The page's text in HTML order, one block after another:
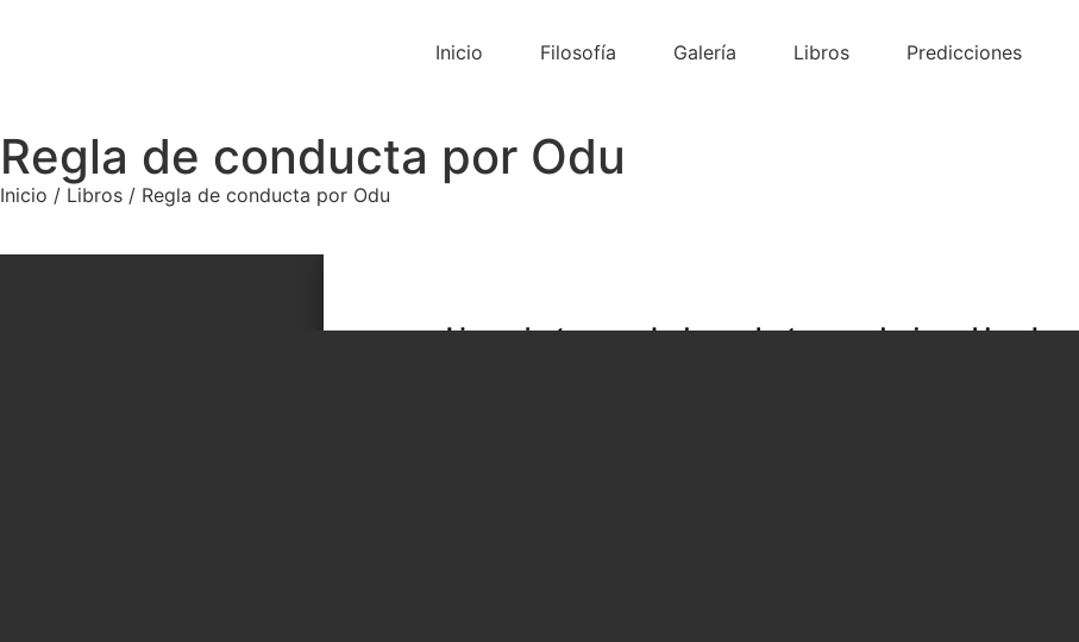
Inicio Filosofía Galería Libros Predicciones
Regla de conducta por Odu
Inicio / Libros / Regla de conducta por Odu